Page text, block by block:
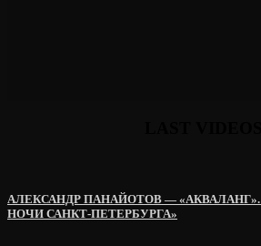
АЛЕКСАНДР ПАНАЙОТОВ —
НОЧИ САНКТ-ПЕТЕРБУРГА»